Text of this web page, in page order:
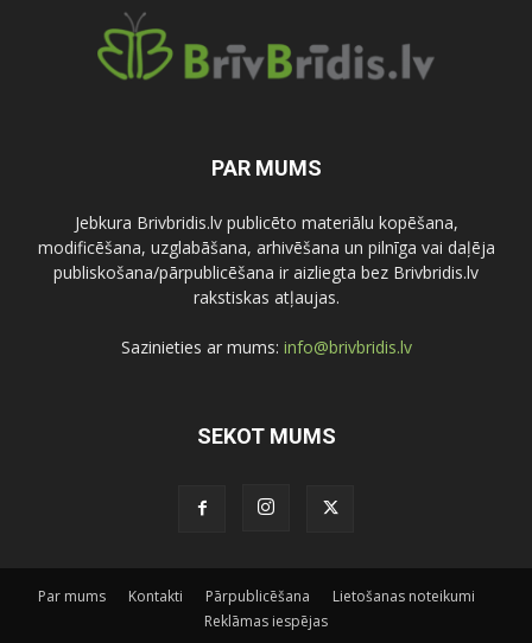
PAR MUMS
Jebkura Brivbridis.lv publicēto materiālu kopēšana,
modificēšana, uzglabāšana, arhivēšana un pilnīga vai daļēja
publiskošana/pārpublicēšana ir aizliegta bez Brivbridis.lv
rakstiskas atļaujas.
Sazinieties ar mums: info@brivbridis.lv
SEKOT MUMS
Par mums Kontakti Pārpublicēšana
Lietošanas noteikumi
Reklāmas iespējas